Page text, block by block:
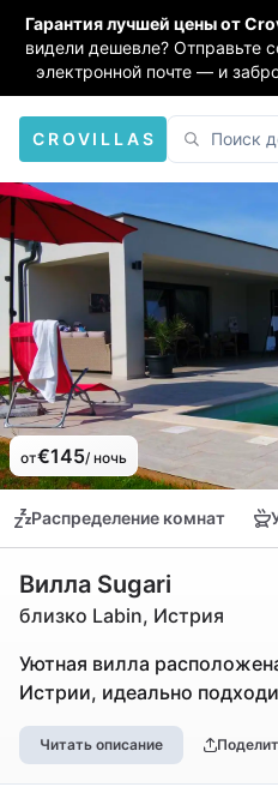
Гарантия лучшей цены от
видели дешевле? Отправьте
электронной почте — и
CROVILLAS
от€145/ ночь
Распределение комнат
Вилла Sugari
близко Labin, Истрия
Уютная вилла
Истрии, идеально
Читать описание